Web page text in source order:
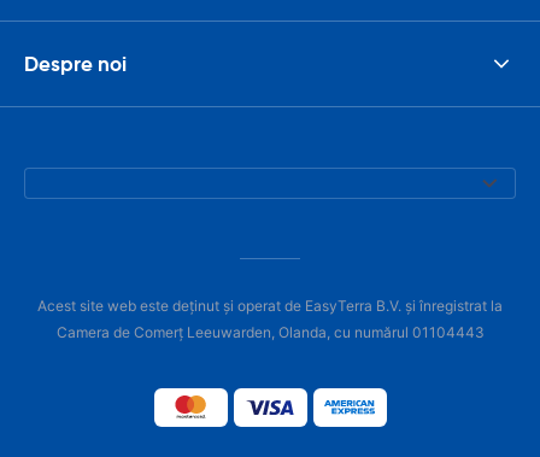
Despre noi
Acest site web este deținut și operat de EasyTerra B.V. și înregistrat la
Camera de Comerț Leeuwarden, Olanda, cu numărul 01104443